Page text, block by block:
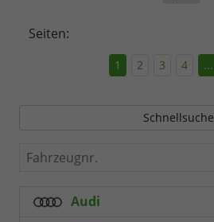
Seiten:
1 2 3 4 ...
Schnellsuche
Fahrzeugnr.
Audi